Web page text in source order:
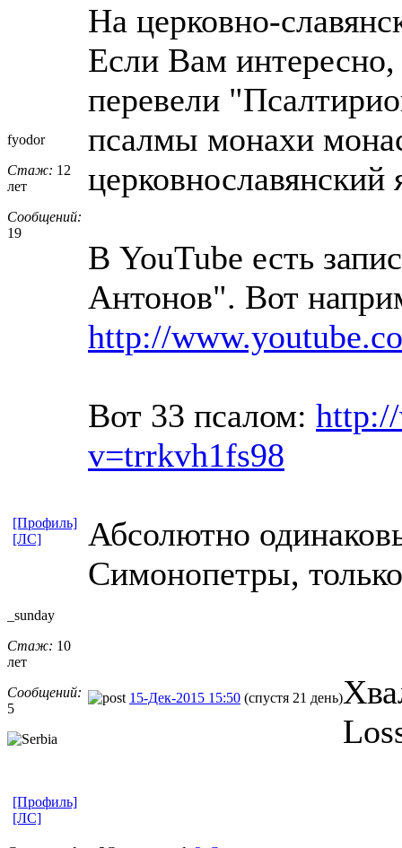
fyodor
Стаж: 12
лет
Сообщений:
19
На церковно-
Если Вам интересно,
перевели
псалмы монахи
церковнославянский
В YouTube есть
Антонов". Вот
http://
Вот 33 псалом:
v=trrkvh1fs98
Абсолютно
Симонопетры,
[Профиль]
[ЛС]
_sunday
Стаж: 10
лет
Сообщений:
5
15-Дек-2015 15:50 (спустя 21 день)
[Профиль]
[ЛС]